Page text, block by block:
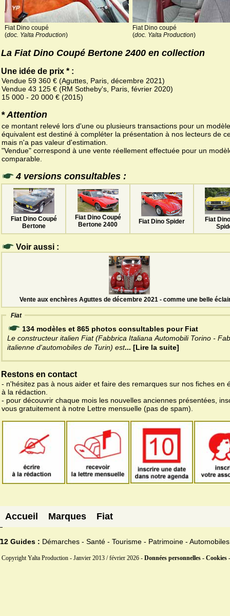
Fiat Dino coupé
(doc. Yalta Production)
Fiat Dino coupé
(doc. Yalta Production)
La Fiat Dino Coupé Bertone 2400 en collection
Une idée de prix * :
Vendue 59 360 € (Aguttes, Paris, décembre 2021)
Vendue 43 125 € (RM Sotheby's, Paris, février 2020)
15 000 - 20 000 € (2015)
* Attention
ce montant relevé lors d'une ou plusieurs transactions pour un modèle
équivalent est destiné à compléter la présentation à nos lecteurs de
mais n'a pas valeur d'estimation.
"Vendue" correspond à une vente réellement effectuée pour un
comparable.
4 versions consultables :
Fiat Dino Coupé
Bertone
Fiat Dino Coupé
Bertone 2400
Fiat Dino Spider
Fiat
Voir aussi :
Vente aux enchères Aguttes de décembre 2021 - comme une belle
Fiat
134 modèles et 865 photos consultables pour Fiat
Le constructeur italien Fiat (Fabbrica Italiana Automobili Torino -
italienne d'automobiles de Turin) est... [Lire la suite]
Restons en contact
- n'hésitez pas à nous aider et faire des remarques sur nos fiches en
à la rédaction.
- pour découvrir chaque mois les nouvelles anciennes présentées,
vous gratuitement à notre Lettre mensuelle (pas de spam).
Accueil Marques Fiat
12 Guides : Démarches - Santé - Tourisme - Patrimoine - Automobiles
Copyright Yalta Production - Janvier 2013 / février 2026 - Données personnelles - Cookies